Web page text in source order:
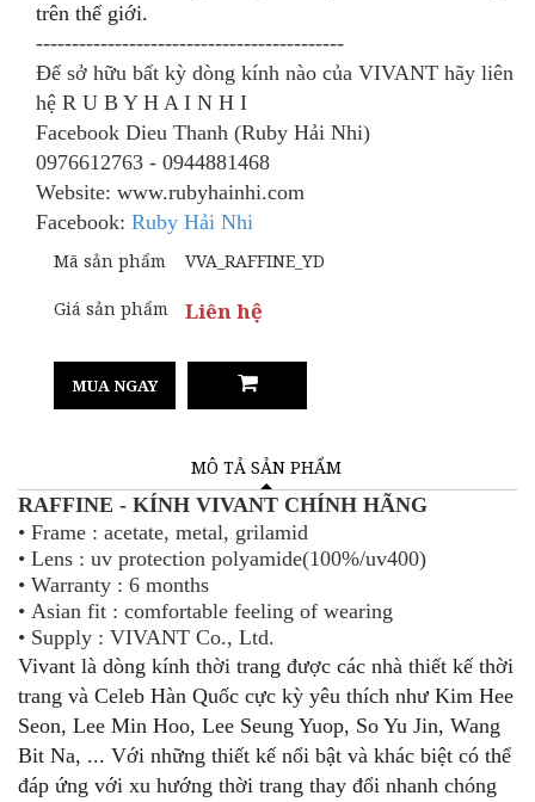
trên thế giới.
-------------------------------------------
Để sở hữu bất kỳ dòng kính nào của VIVANT hãy liên
hệ R U B Y H A I N H I
Facebook Dieu Thanh (Ruby Hải Nhi)
0976612763 - 0944881468
Website: www.rubyhainhi.com
Facebook: Ruby Hải Nhi
Mã sản phẩm VVA_RAFFINE_YD
Giá sản phẩm Liên hệ
MUA NGAY
MÔ TẢ SẢN PHẨM
RAFFINE - KÍNH VIVANT CHÍNH HÃNG
• Frame : acetate, metal, grilamid
• Lens : uv protection polyamide(100%/uv400)
• Warranty : 6 months
• Asian fit : comfortable feeling of wearing
• Supply : VIVANT Co., Ltd.
Vivant là dòng kính thời trang được các nhà thiết kế thời
trang và Celeb Hàn Quốc cực kỳ yêu thích như Kim Hee
Seon, Lee Min Hoo, Lee Seung Yuop, So Yu Jin, Wang
Bit Na, ... Với những thiết kế nổi bật và khác biệt có thể
đáp ứng với xu hướng thời trang thay đổi nhanh chóng